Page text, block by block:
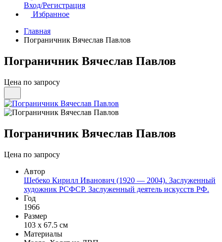
Вход/Регистрация
Избранное
Главная
Пограничник Вячеслав Павлов
Пограничник Вячеслав Павлов
Цена по запросу
Пограничник Вячеслав Павлов
Цена по запросу
Автор
Шебеко Кирилл Иванович (1920 — 2004). Заслуженный
художник РСФСР. Заслуженный деятель искусств РФ.
Год
1966
Размер
103 х 67.5 см
Материалы